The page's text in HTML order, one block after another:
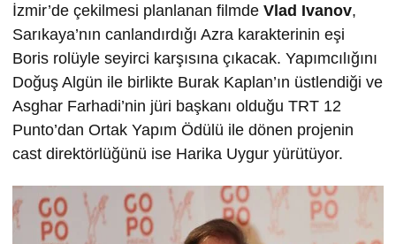
İzmir’de çekilmesi planlanan filmde Vlad Ivanov,
Sarıkaya’nın canlandırdığı Azra karakterinin eşi
Boris rolüyle seyirci karşısına çıkacak. Yapımcılığını
Doğuş Algün ile birlikte Burak Kaplan’ın üstlendiği ve
Asghar Farhadi’nin jüri başkanı olduğu TRT 12
Punto’dan Ortak Yapım Ödülü ile dönen projenin
cast direktörlüğünü ise Harika Uygur yürütüyor.